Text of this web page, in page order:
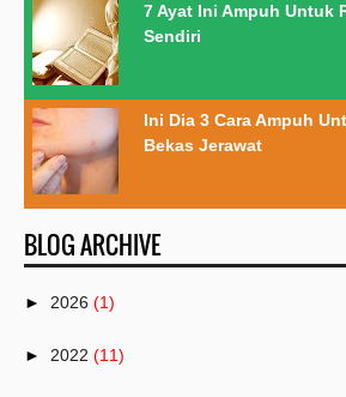
7 Ayat Ini Ampuh Untuk
Sendiri
Ini Dia 3 Cara Ampuh
Bekas Jerawat
BLOG ARCHIVE
► 2026 (1)
► 2022 (11)